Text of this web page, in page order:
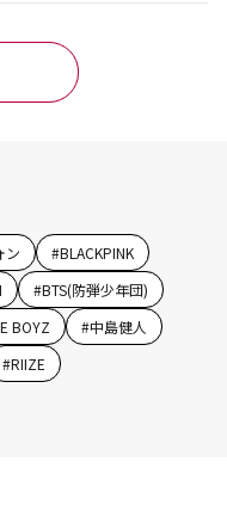
ン #BLACKPINK
#BTS(防弾少年団)
BOYZ #中島健人
#RIIZE